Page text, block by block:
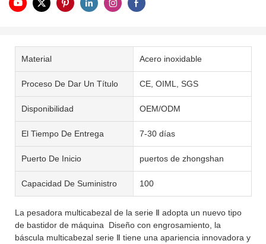
Material Acero inoxidable
Proceso De Dar Un Título CE, OIML, SGS
Disponibilidad OEM/ODM
El Tiempo De Entrega 7-30 días
Puerto De Inicio puertos de zhongshan
Capacidad De Suministro 100
La pesadora multicabezal de la serie Ⅱ adopta un nuevo tipo
de bastidor de máquina Diseño con engrosamiento, la
báscula multicabezal serie Ⅱ tiene una apariencia innovadora y